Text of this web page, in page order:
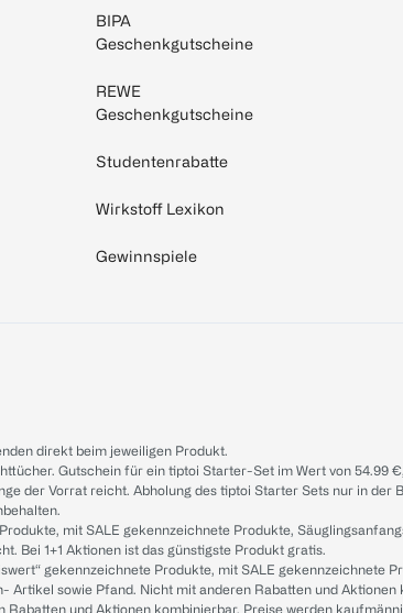
BIPA
Geschenkgutscheine
REWE
Geschenkgutscheine
Studentenrabatte
Wirkstoff Lexikon
Gewinnspiele
direkt beim jeweiligen Produkt.
Gutschein für ein tiptoi Starter-Set im Wert von
der Vorrat reicht. Abholung des tiptoi Starter Sets nur in
mit SALE gekennzeichnete Produkte,
Bei 1+1 Aktionen ist das günstigste Produkt gratis.
gekennzeichnete Produkte, mit SALE
Artikel sowie Pfand. Nicht mit anderen Rabatten und
und Aktionen kombinierbar. Preise werden